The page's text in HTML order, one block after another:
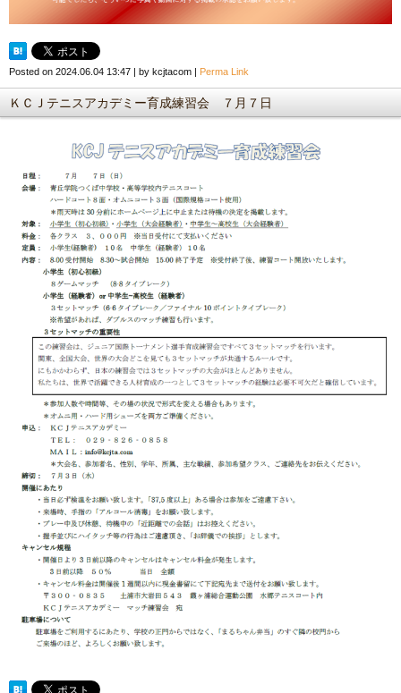
Posted on 2024.06.04 13:47 | by kcjtacom | Perma Link
ＫＣＪテニスアカデミー育成練習会 ７月７日